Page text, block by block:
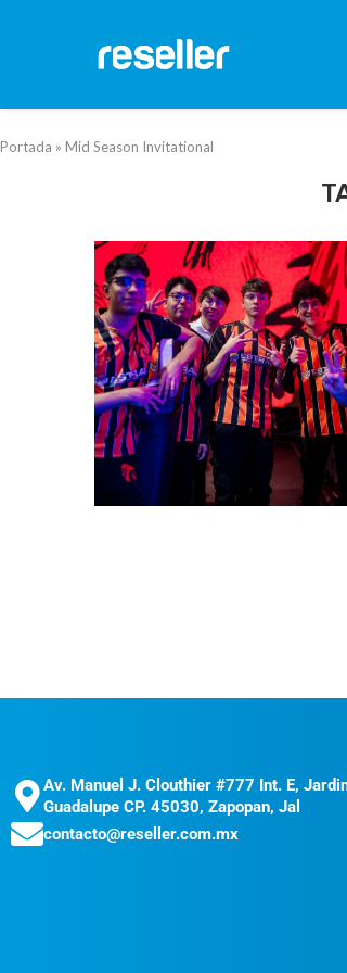
Portada » Mid Season Invitational
Av. Manuel J. Clouthier #777 Int. E,
Guadalupe CP. 45030, Zapopan, Jal
contacto@reseller.com.mx